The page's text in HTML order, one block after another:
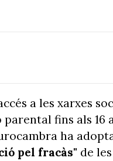
a les xarxes
fins als 16
ha
pel fracàs" de